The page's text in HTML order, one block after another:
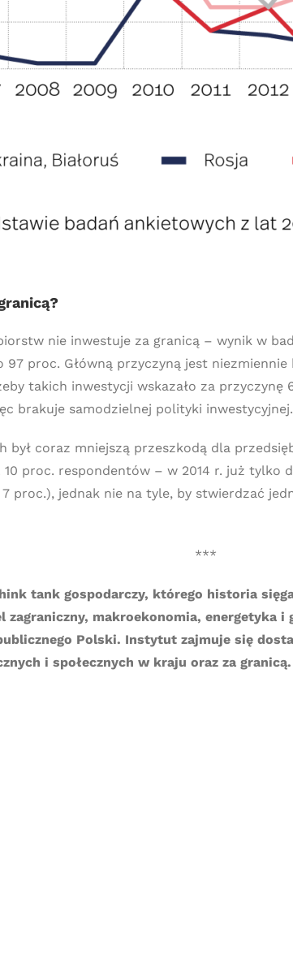
nie inwestuje za granicą – wynik w
97 proc. Główną przyczyną jest
takich inwestycji wskazało za
brakuje samodzielnej polityki inwestycyjnej.
coraz mniejszą przeszkodą dla
proc. respondentów – w 2014 r. już
proc.), jednak nie na tyle, by stwierdzać
***
tank gospodarczy, którego historia
makroekonomia, energetyka
Polski. Instytut zajmuje się
i społecznych w kraju oraz za granicą.